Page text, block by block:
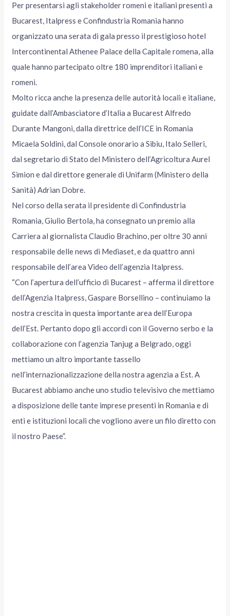
Per presentarsi agli stakeholder romeni e italiani presenti a
Bucarest, Italpress e Confindustria Romania hanno
organizzato una serata di gala presso il prestigioso hotel
Intercontinental Athenee Palace della Capitale romena, alla
quale hanno partecipato oltre 180 imprenditori italiani e
romeni.
Molto ricca anche la presenza delle autorità locali e italiane,
guidate dall’Ambasciatore d’Italia a Bucarest Alfredo
Durante Mangoni, dalla direttrice dell’ICE in Romania
Micaela Soldini, dal Console onorario a Sibiu, Italo Selleri,
dal segretario di Stato del Ministero dell’Agricoltura Aurel
Simion e dal direttore generale di Unifarm (Ministero della
Sanità) Adrian Dobre.
Nel corso della serata il presidente di Confindustria
Romania, Giulio Bertola, ha consegnato un premio alla
Carriera al giornalista Claudio Brachino, per oltre 30 anni
responsabile delle news di Mediaset, e da quattro anni
responsabile dell’area Video dell’agenzia Italpress.
“Con l’apertura dell’ufficio di Bucarest – afferma il direttore
dell’Agenzia Italpress, Gaspare Borsellino – continuiamo la
nostra crescita in questa importante area dell’Europa
dell’Est. Pertanto dopo gli accordi con il Governo serbo e la
collaborazione con l’agenzia Tanjug a Belgrado, oggi
mettiamo un altro importante tassello
nell’internazionalizzazione della nostra agenzia a Est. A
Bucarest abbiamo anche uno studio televisivo che mettiamo
a disposizione delle tante imprese presenti in Romania e di
enti e istituzioni locali che vogliono avere un filo diretto con
il nostro Paese”.